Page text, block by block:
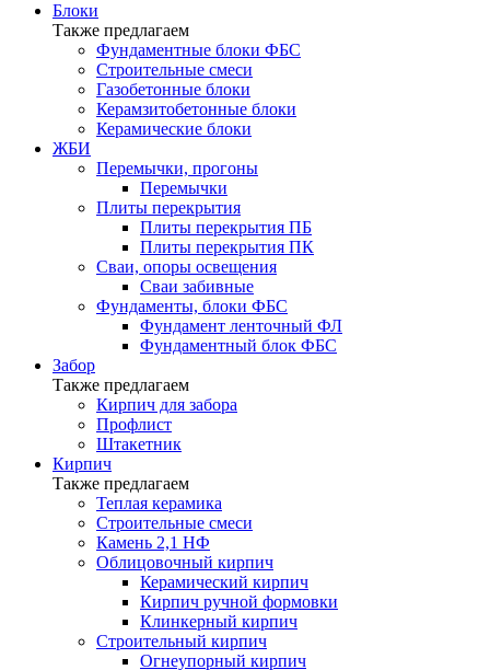
Блоки
Также предлагаем
Фундаментные блоки ФБС
Строительные смеси
Газобетонные блоки
Керамзитобетонные блоки
Керамические блоки
ЖБИ
Перемычки, прогоны
Перемычки
Плиты перекрытия
Плиты перекрытия ПБ
Плиты перекрытия ПК
Сваи, опоры освещения
Сваи забивные
Фундаменты, блоки ФБС
Фундамент ленточный ФЛ
Фундаментный блок ФБС
Забор
Также предлагаем
Кирпич для забора
Профлист
Штакетник
Кирпич
Также предлагаем
Теплая керамика
Строительные смеси
Камень 2,1 НФ
Облицовочный кирпич
Керамический кирпич
Кирпич ручной формовки
Клинкерный кирпич
Строительный кирпич
Огнеупорный кирпич